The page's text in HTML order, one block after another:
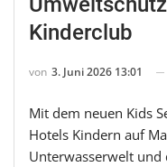
Kinderclub
von 3. Juni 2026 13:01
Mit dem neuen Kids
Hotels Kindern auf
Unterwasserwelt und